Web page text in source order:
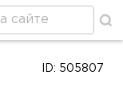
ID: 505807